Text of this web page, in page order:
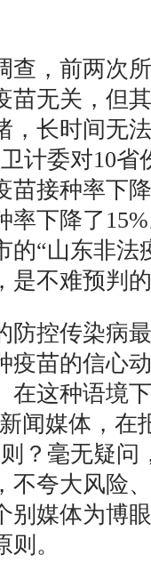
，前两次所
苗无关，但
，长时间无
计委对10省
苗接种率下
率下降了
的“山东非法
是不难预判
控传染病最
疫苗的信心
在这种语境
闻媒体，在
？毫无疑问
不夸大风险
别媒体为博
。